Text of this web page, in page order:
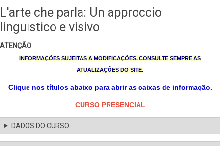
L'arte che parla: Un approccio
linguistico e visivo
ATENÇÃO
INFORMAÇÕES SUJEITAS A MODIFICAÇÕES. CONSULTE SEMPRE AS
ATUALIZAÇÕES DO SITE.
Clique nos títulos abaixo para abrir as caixas de informação.
CURSO PRESENCIAL
DADOS DO CURSO